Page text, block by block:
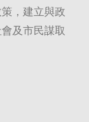
，建立與政
及市民謀取